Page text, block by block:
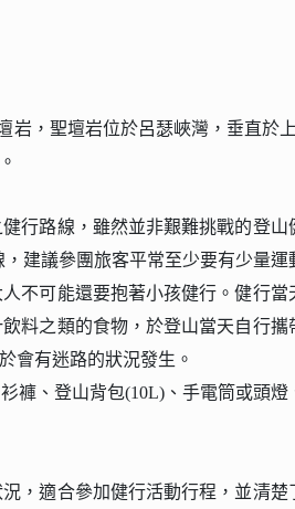
岩， 聖壇岩位於呂瑟峽灣，垂直於
行路線，雖然並非艱難挑戰的登山
建議參團旅客平常至少要有少量運
不可能還要抱著小孩健行。健行當
料之類的食物，於登山當天自行攜
會有迷路的狀況發生。
、登山背包(10L)、手電筒或頭燈
，適合參加健行活動行程，並清楚